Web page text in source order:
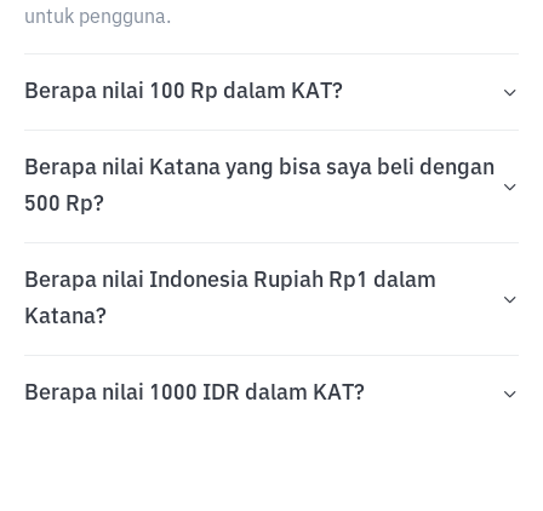
untuk pengguna.
Berapa nilai 100 Rp dalam KAT?
Berapa nilai Katana yang bisa saya beli dengan
500 Rp?
Berapa nilai Indonesia Rupiah Rp1 dalam
Katana?
Berapa nilai 1000 IDR dalam KAT?